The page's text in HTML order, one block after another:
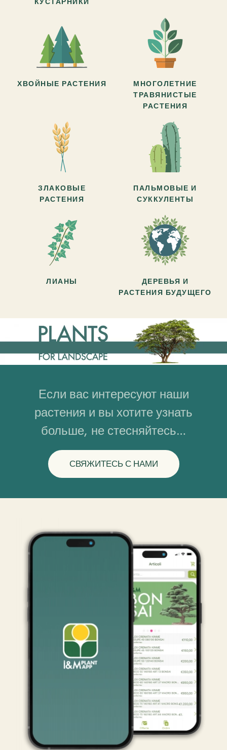
ХВОЙНЫЕ РАСТЕНИЯ
МНОГОЛЕТНИЕ
ТРАВЯНИСТЫЕ
РАСТЕНИЯ
ЗЛАКОВЫЕ
РАСТЕНИЯ
ПАЛЬМОВЫЕ И
СУККУЛЕНТЫ
ЛИАНЫ
ДЕРЕВЬЯ И
РАСТЕНИЯ БУДУЩЕГО
Если вас интересуют наши
растения и вы хотите узнать
больше, не стесняйтесь…
СВЯЖИТЕСЬ С НАМИ